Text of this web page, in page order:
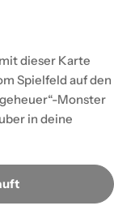
dieser Karte
Spielfeld auf den
Monster
in deine
-